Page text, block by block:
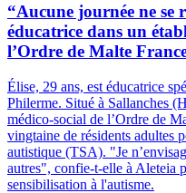
“Aucune journée ne se
éducatrice dans un
l’Ordre de Malte
Élise, 29 ans, est éducatrice
Philerme. Situé à Sallanches
médico-social de l’Ordre de
vingtaine de résidents adultes
autistique (TSA). "Je
autres", confie-t-elle à Aleteia
sensibilisation à l'autisme.